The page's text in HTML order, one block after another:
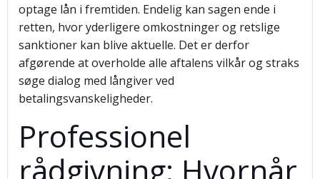
optage lån i fremtiden. Endelig kan sagen ende i
retten, hvor yderligere omkostninger og retslige
sanktioner kan blive aktuelle. Det er derfor
afgørende at overholde alle aftalens vilkår og straks
søge dialog med långiver ved
betalingsvanskeligheder.
Professionel
rådgivning: Hvornår